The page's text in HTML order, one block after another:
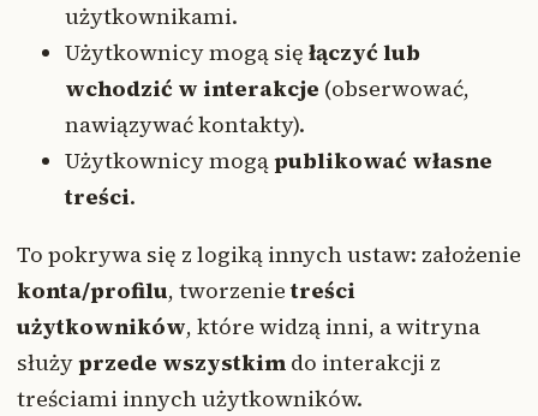
użytkownikami.
Użytkownicy mogą się łączyć lub
wchodzić w interakcje (obserwować,
nawiązywać kontakty).
Użytkownicy mogąpublikować własne
treści.
To pokrywa się z logiką innych ustaw: założenie
konta/profilu, tworzenietreści
użytkowników, które widzą inni, a witryna
służyprzede wszystkim do interakcji z
treściami innych użytkowników.